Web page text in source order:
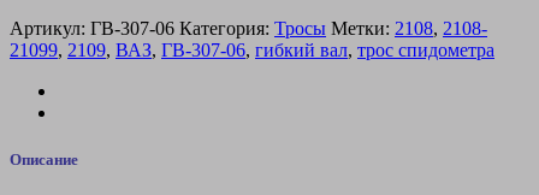
2108,2109
(800
мм)
Артикул: ГВ-307-06 Категория: Тросы Метки: 2108, 2108-
21099, 2109, ВАЗ, ГВ-307-06, гибкий вал, трос спидометра
Описание